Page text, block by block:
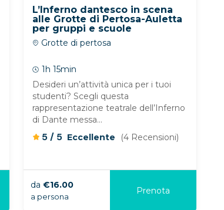
L’Inferno dantesco in scena
alle Grotte di Pertosa-Auletta
per gruppi e scuole
Grotte di pertosa
1h 15min
Desideri un’attività unica per i tuoi
studenti? Scegli questa
rappresentazione teatrale dell’Inferno
di Dante messa...
5 /5 Eccellente (4 Recensioni)
da €16.00
a persona
Prenota